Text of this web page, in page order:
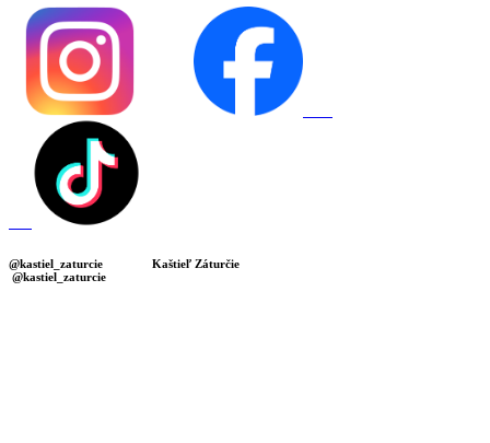
@kastiel_zaturcie Kaštieľ Záturčie
@kastiel_zaturcie